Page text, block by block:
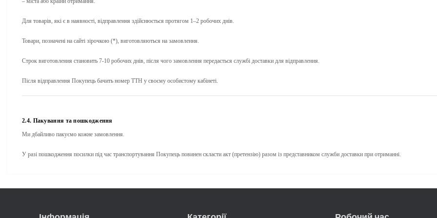
Для товарів, які є в наявності, відправлення здійснюється протягом 1–2 робочих днів.
Товари, позначені на сайті зірочкою (*), виготовляються на замовлення.
Строк виготовлення становить 7-10 робочих днів, після чого замовлення передається службі доставки для відправлення.
Після відправлення Покупець бачить номер ТТН у своєму особистому кабінеті.
2.4. Пакування та пошкодження
Ми дбайливо пакуємо кожне замовлення.
У разі пошкодження посилки під час транспортування Покупець повинен скласти акт (претензію) разом із представником служби доставки при отриманні.